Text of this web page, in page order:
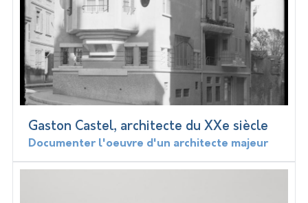
Gaston Castel, architecte du XXe siècle
Documenter l'oeuvre d'un architecte majeur